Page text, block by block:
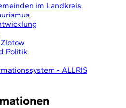
im Landkreis
Politik
- ALLRIS